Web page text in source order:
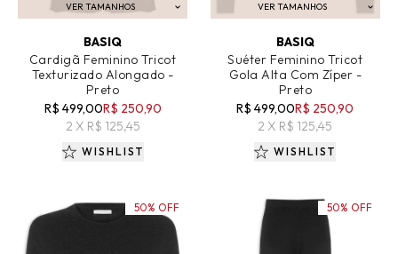
VER TAMANHOS
ADICIONAR AO CARRINHO
BASIQ
Cardigã Feminino Tricot
Texturizado Alongado -
Preto
R$ 499,00R$ 250,90
2 X R$ 125,45
WISHLIST
VER TAMANHOS
ADICIONAR AO CARRINHO
BASIQ
Suéter Feminino Tricot
Gola Alta Com Zíper -
Preto
R$ 499,00R$ 250,90
2 X R$ 125,45
WISHLIST
50% OFF 50% OFF